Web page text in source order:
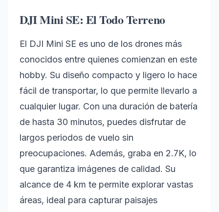
DJI Mini SE: El Todo Terreno
El DJI Mini SE es uno de los drones más
conocidos entre quienes comienzan en este
hobby. Su diseño compacto y ligero lo hace
fácil de transportar, lo que permite llevarlo a
cualquier lugar. Con una duración de batería
de hasta 30 minutos, puedes disfrutar de
largos periodos de vuelo sin
preocupaciones. Además, graba en 2.7K, lo
que garantiza imágenes de calidad. Su
alcance de 4 km te permite explorar vastas
áreas, ideal para capturar paisajes